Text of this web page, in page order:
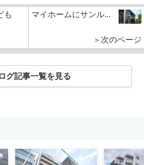
も
マイホームにサンル...
＞次のページ
グ記事一覧を見る